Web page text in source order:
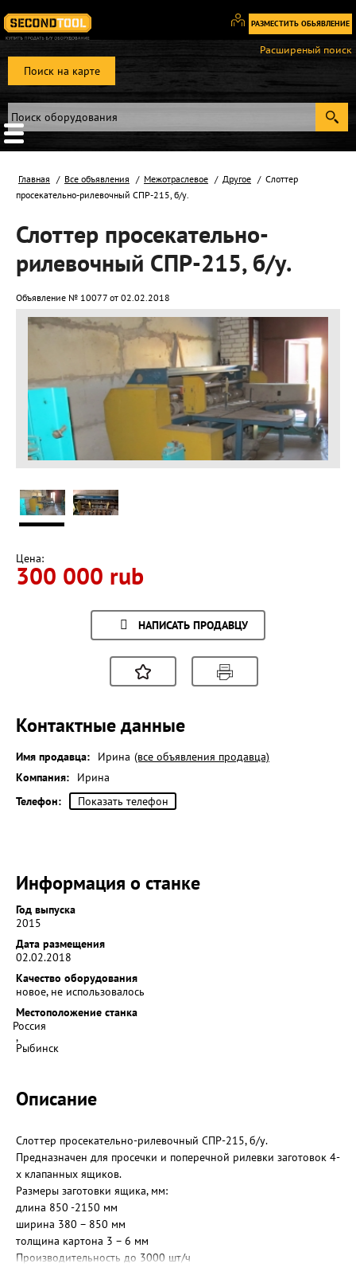
РАЗМЕСТИТЬ ОБЬЯВЛЕНИЕ
Вход
Регистрация
Поиск на карте
Расширеный поиск
Главная Все объявления Межотраслевое Другое
Слоттер
просекательно-рилевочный СПР-215, б/у.
Слоттер просекательно-
рилевочный СПР-215, б/у.
Объявление № 10077 от 02.02.2018
Цена:
300 000 rub
НАПИСАТЬ ПРОДАВЦУ
Контактные данные
Имя продавца: Ирина (все объявления продавца)
Компания:
Ирина
Телефон:
Показать телефон
Информация о станке
Год выпуска
2015
Дата размещения
02.02.2018
Качество оборудования
новое, не использовалось
Местоположение станка
Россия
,
Рыбинск
Описание
Слоттер просекательно-рилевочный СПР-215, б/у.
Предназначен для просечки и поперечной рилевки заготовок 4-
х клапанных ящиков.
Размеры заготовки ящика, мм:
длина 850 -2150 мм
ширина 380 – 850 мм
толщина картона 3 – 6 мм
Производительность до 3000 шт/ч